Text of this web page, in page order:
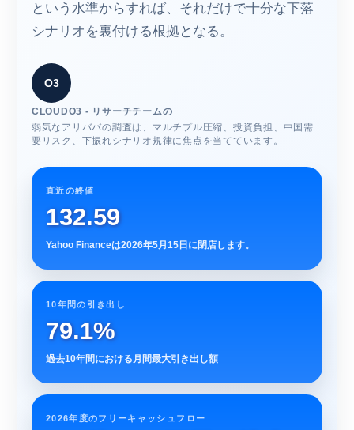
という水準からすれば、それだけで十分な下落
シナリオを裏付ける根拠となる。
O3
CLOUDO3 - リサーチチームの
弱気なアリババの調査は、マルチプル圧縮、投資負担、中国需
要リスク、下振れシナリオ規律に焦点を当てています。
直近の終値
132.59
Yahoo Financeは2026年5月15日に閉店します。
10年間の引き出し
79.1%
過去10年間における月間最大引き出し額
2026年度のフリーキャッシュフロー